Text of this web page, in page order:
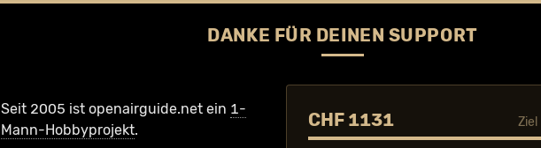
DANKE FÜR DEINEN SUPPORT
Seit 2005 ist openairguide.net ein 1-
Mann-Hobbyprojekt.
CHF 1131